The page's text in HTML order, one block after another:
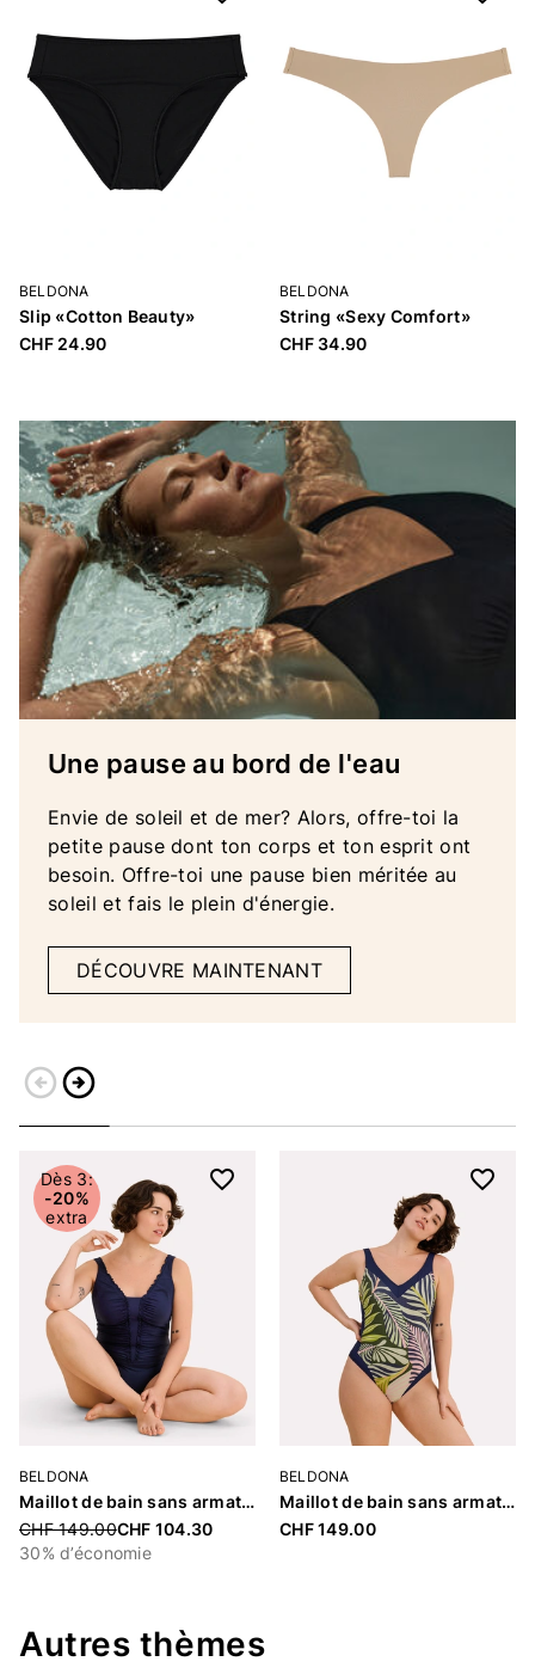
BELDONA
Slip «Cotton Beauty»
CHF 24.90
BELDONA
String «Sexy Comfort»
CHF 34.90
Une pause au bord de l'eau
Envie de soleil et de mer? Alors, offre-toi la
petite pause dont ton corps et ton esprit ont
besoin. Offre-toi une pause bien méritée au
soleil et fais le plein d'énergie.
DÉCOUVRE MAINTENANT
arrow_circle_leftarrow_circle_right
Dès 3:
-20%
extra
BELDONA
Maillot de bain sans armatures rembourré «Basic Swimsuit Cybill»
Price reduced from
CHF 149.00CHF 104.30
30% d’économie
BELDONA
Maillot de bain sans armatures rembourré «Basic Swimsuit Courtney»
CHF 149.00
Autres thèmes